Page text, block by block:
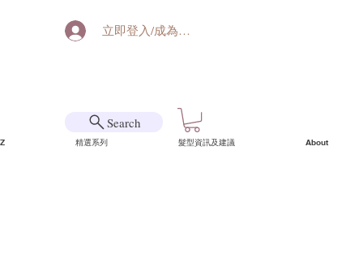
立即登入/成為會員
Search
精選系列 髮型資訊及建議 About